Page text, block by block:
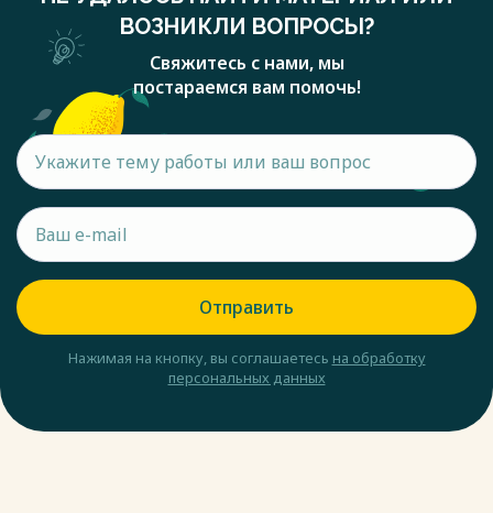
ВОЗНИКЛИ ВОПРОСЫ?
Свяжитесь с нами, мы
постараемся вам помочь!
Отправить
Нажимая на кнопку, вы соглашаетесь на обработку
персональных данных